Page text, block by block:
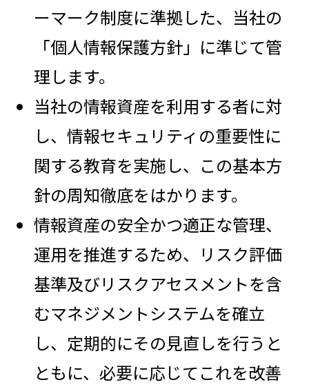
ーマーク制度に準拠した、当社の
「個人情報保護方針」に準じて管
理します。
当社の情報資産を利用する者に対
し、情報セキュリティの重要性に
関する教育を実施し、この基本方
針の周知徹底をはかります。
情報資産の安全かつ適正な管理、
運用を推進するため、リスク評価
基準及びリスクアセスメントを含
むマネジメントシステムを確立
し、定期的にその見直しを行うと
ともに、必要に応じてこれを改善